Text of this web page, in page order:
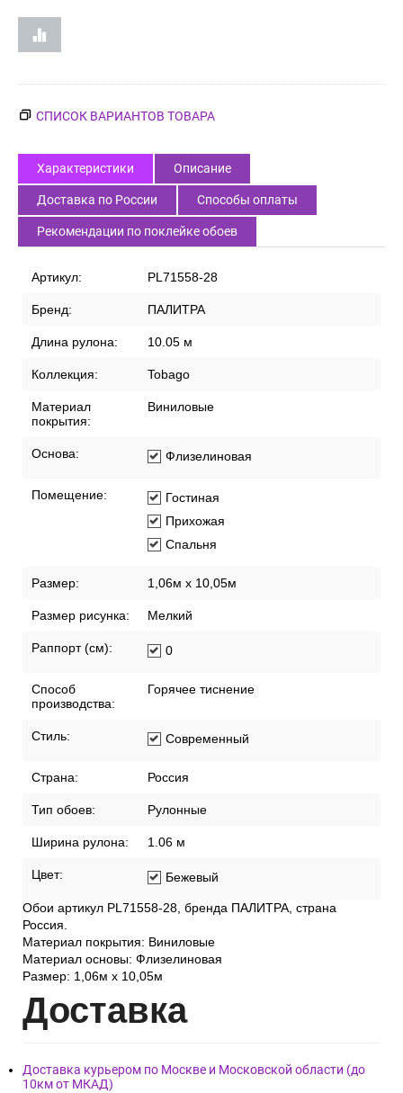
СПИСОК ВАРИАНТОВ ТОВАРА
Характеристики Описание
Доставка по России Способы оплаты
Рекомендации по поклейке обоев
Артикул: PL71558-28
Бренд: ПАЛИТРА
Длина рулона: 10.05 м
Коллекция: Tobago
Материал
покрытия:
Виниловые
Основа: Флизелиновая
Помещение:
Гостиная
Прихожая
Спальня
Размер: 1,06м х 10,05м
Размер рисунка: Мелкий
Раппорт (см): 0
Способ
производства:
Горячее тиснение
Стиль: Современный
Страна: Россия
Тип обоев: Рулонные
Ширина рулона: 1.06 м
Цвет: Бежевый
Обои артикул PL71558-28, бренда ПАЛИТРА, страна
Россия.
Материал покрытия: Виниловые
Материал основы: Флизелиновая
Размер: 1,06м х 10,05м
Доставка
Доставка курьером по Москве и Московской области (до
10км от МКАД)